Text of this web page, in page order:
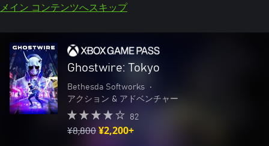
メイン コンテンツへスキップ
Ghostwire: Tokyo
Bethesda Softworks
•
アクション & アドベンチャー
82
¥8,800¥2,200+